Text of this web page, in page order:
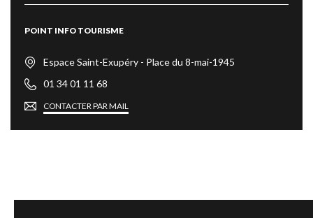
POINT INFO TOURISME
Espace Saint-Exupéry - Place du 8-mai-1945
01 34 01 11 68
CONTACTER PAR MAIL